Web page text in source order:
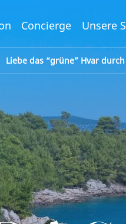
Concierge Unsere
Liebe das “grüne” Hvar